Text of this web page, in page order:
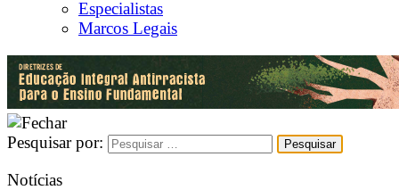
Especialistas
Marcos Legais
Pesquisar por:
Notícias